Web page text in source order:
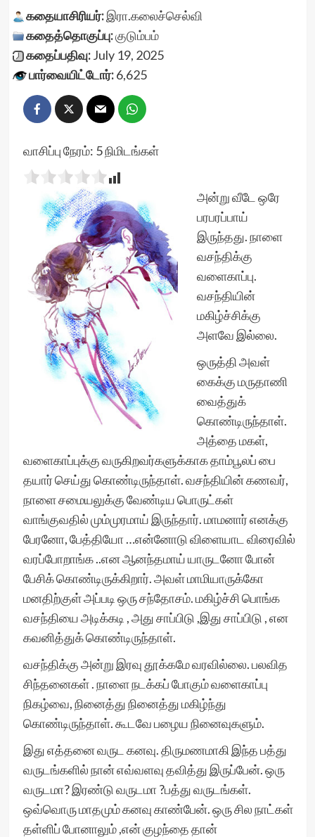
கதையாசிரியர்: இரா.கலைச்செல்வி
கதைத்தொகுப்பு:குடும்பம்
கதைப்பதிவு:July 19, 2025
பார்வையிட்டோர்:6,625
வாசிப்பு நேரம்: 5நிமிடங்கள்
அன்று வீடே ஒரே
பரபரப்பாய்
இருந்தது. நாளை
வசந்திக்கு
வளைகாப்பு.
வசந்தியின்
மகிழ்ச்சிக்கு
அளவே இல்லை.
ஒருத்தி அவள்
கைக்கு மருதாணி
வைத்துக்
கொண்டிருந்தாள்.
அத்தை மகள்,
வளைகாப்புக்கு வருகிறவர்களுக்காக தாம்பூலப் பை
தயார் செய்து கொண்டிருந்தாள். வசந்தியின் கணவர்,
நாளை சமையலுக்கு வேண்டிய பொருட்கள்
வாங்குவதில் மும்முரமாய் இருந்தார். மாமனார் எனக்கு
பேரனோ, பேத்தியோ …என்னோடு விளையாட விரைவில்
வரப்போறாங்க ..என ஆனந்தமாய் யாருடனோ போன்
பேசிக் கொண்டிருக்கிறார். அவள் மாமியாருக்கோ
மனதிற்குள் அப்படி ஒரு சந்தோசம். மகிழ்ச்சி பொங்க
வசந்தியை அடிக்கடி , அது சாப்பிடு ,இது சாப்பிடு , என
கவனித்துக் கொண்டிருந்தாள்.
வசந்திக்கு அன்று இரவு தூக்கமே வரவில்லை. பலவித
சிந்தனைகள் . நாளை நடக்கப் போகும் வளைகாப்பு
நிகழ்வை, நினைத்து நினைத்து மகிழ்ந்து
கொண்டிருந்தாள். கூடவே பழைய நினைவுகளும்.
இது எத்தனை வருட கனவு. திருமணமாகி இந்த பத்து
வருடங்களில் நான் எவ்வளவு தவித்து இருப்பேன். ஒரு
வருடமா? இரண்டு வருடமா ?பத்து வருடங்கள்.
ஒவ்வொரு மாதமும் கனவு காண்பேன். ஒரு சில நாட்கள்
தள்ளிப் போனாலும் ,என் குழந்தை தான்